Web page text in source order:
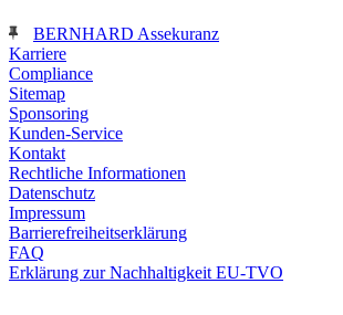
BERNHARD Assekuranz
Karriere
Compliance
Sitemap
Sponsoring
Kunden-Service
Kontakt
Rechtliche Informationen
Datenschutz
Impressum
Barrierefreiheitserklärung
FAQ
Erklärung zur Nachhaltigkeit EU-TVO